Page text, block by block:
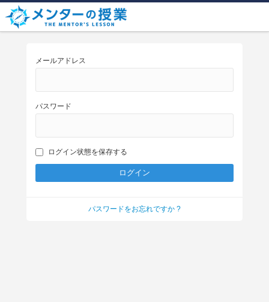
メールアドレス
パスワード
ログイン状態を保存する
パスワードをお忘れですか ?